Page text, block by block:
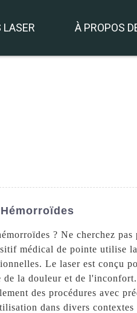
À PROPOS
? Ne cherchez
médical de pointe utilise
Le laser est conçu
la douleur et de
des procédures avec
dans divers